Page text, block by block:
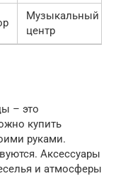
Музыкальный
центр
– это
купить
руками.
Аксессуары
и атмосферы